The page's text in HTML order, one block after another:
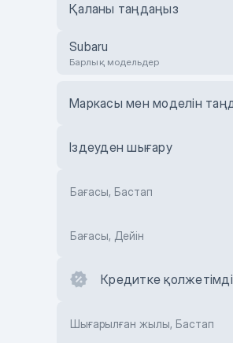
Қаланы таңдаңыз
Subaru
Барлық модельдер
Іздеуден шығару
Бағасы, Бастап
Бағасы, Дейін
Кредитке қолжетімді
Шығарылған жылы, Бастап